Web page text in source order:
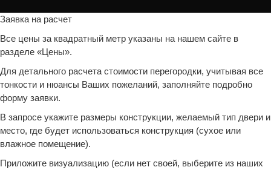
Заявка на расчет
Все цены за квадратный метр указаны на нашем сайте в
разделе «Цены».
Для детального расчета стоимости перегородки, учитывая все
тонкости и нюансы Ваших пожеланий, заполняйте подробно
форму заявки.
В запросе укажите размеры конструкции, желаемый тип двери и
место, где будет использоваться конструкция (сухое или
влажное помещение).
Приложите визуализацию (если нет своей, выберите из наших